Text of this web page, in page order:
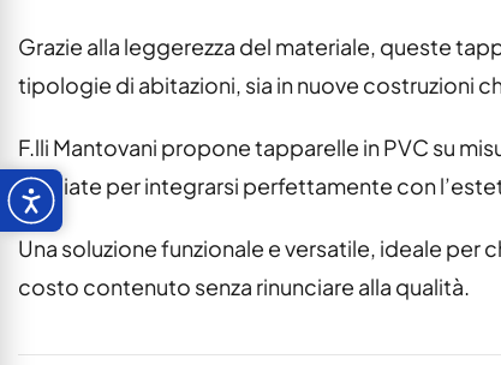
Grazie alla leggerezza del materiale, queste
tipologie di abitazioni, sia in nuove costruzioni
F.lli Mantovani propone tapparelle in PVC su
studiate per integrarsi perfettamente con
Una soluzione funzionale e versatile, ideale
costo contenuto senza rinunciare alla qualità.